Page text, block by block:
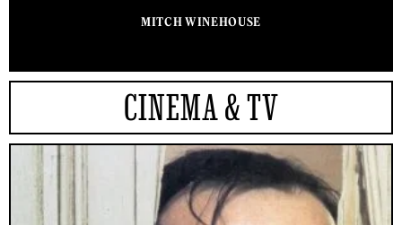
MITCH WINEHOUSE
CINEMA & TV